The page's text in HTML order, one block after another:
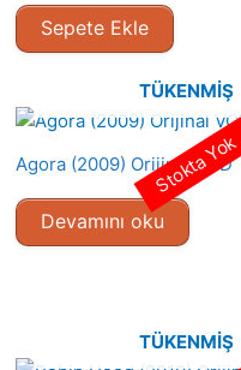
Sepete Ekle
TÜKENMIŞ
Agora (2009) Orijinal VCD
Devamını oku
Stokta Yok
TÜKENMIŞ